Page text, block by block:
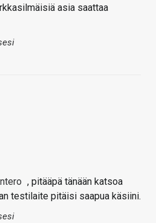
asia saattaa
, pitääpä tänään katsoa
testilaite pitäisi saapua käsiini.